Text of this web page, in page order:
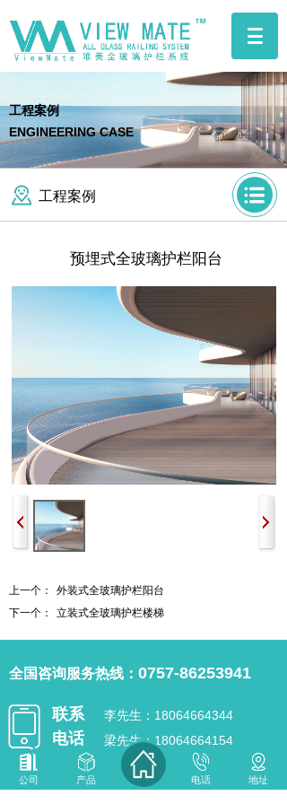
工程案例
ENGINEERING CASE
工程案例
预埋式全玻璃护栏阳台
上一个：
外装式全玻璃护栏阳台
下一个：
立装式全玻璃护栏楼梯
邮箱： 1831334485@qq.com
全国咨询服务热线： 0757-86253941
李先生：18064664344
梁先生：18064664154
联系
电话
公司 产品 电话 地址